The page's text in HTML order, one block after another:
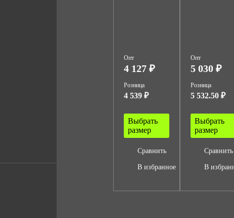
Опт
4 127 ₽
Розница
4 539 ₽
Выбрать
размер
Сравнить
В избранное
Опт
5 030 ₽
Розница
5 532.50 ₽
Выбрать
размер
Сравнить
В